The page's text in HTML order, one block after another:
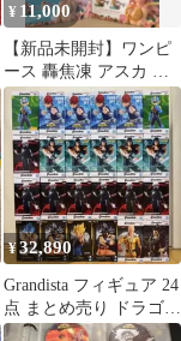
¥ 11,000
【新品未開封】ワンピ
ース 轟焦凍 アスカ プ
ライズ フィギュア9体
まとめ売り
¥32,890
Grandista フィギュア 24
点 まとめ売り ドラゴン
ボール 東京喰種